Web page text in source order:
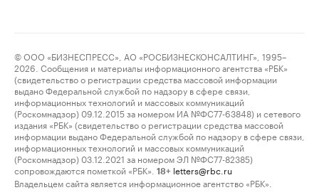
© ООО «БИЗНЕСПРЕСС», АО «РОСБИЗНЕСКОНСАЛТИНГ», 1995–
2026. Сообщения и материалы информационного агентства «РБК»
(свидетельство о регистрации средства массовой информации
выдано Федеральной службой по надзору в сфере связи,
информационных технологий и массовых коммуникаций
(Роскомнадзор) 09.12.2015 за номером ИА №ФС77-63848) и сетевого
издания «РБК» (свидетельство о регистрации средства массовой
информации выдано Федеральной службой по надзору в сфере связи,
информационных технологий и массовых коммуникаций
(Роскомнадзор) 03.12.2021 за номером ЭЛ №ФС77-82385)
сопровождаются пометкой «РБК».
18+ letters@rbc.ru
Владельцем сайта является информационное агентство «РБК».